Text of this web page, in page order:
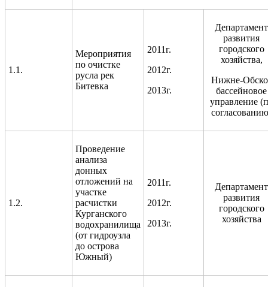
1.1.
Мероприятия
по очистке
русла рек
Битевка
2011г.
2012г.
2013г.
Департамент
развития
городского
хозяйства,
Нижне-
бассейновое
управление
1.2.
Проведение
анализа
донных
отложений на
участке
расчистки
Курганского
водохранилища
(от гидроузла
до острова
Южный)
2011г.
2012г.
2013г.
Департамент
развития
городского
хозяйства